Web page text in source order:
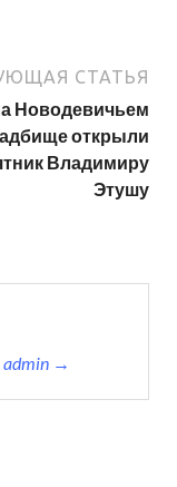
СТАТЬЯ
Новодевичьем
открыли
Владимиру
Этушу
→